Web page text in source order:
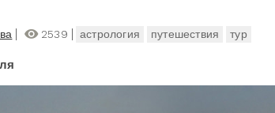
2539 астрология путешествия тур